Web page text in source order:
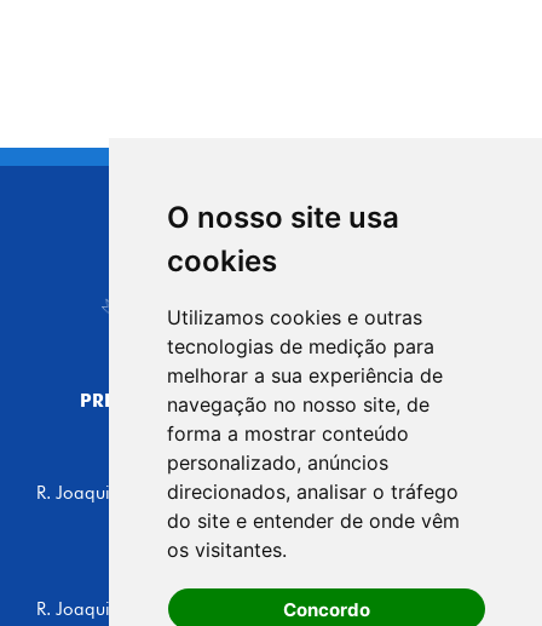
O nosso site usa
cookies
Utilizamos cookies e outras
tecnologias de medição para
melhorar a sua experiência de
navegação no nosso site, de
forma a mostrar conteúdo
personalizado, anúncios
direcionados, analisar o tráfego
do site e entender de onde vêm
os visitantes.
Concordo
CIDADE DE
Carapicuíba
PREFEITURA MUNICIPAL DE CARAPICUÍBA
CNPJ: 44.892.693/0001-40
CENTRO ADMINISTRATIVO
R. Joaquim das Neves, 211 - Vila Caldas, Carapicuíba/SP
CEP: 06310-030, Brasil
Telefone: 4164-5500
GABINETE DO PREFEITO
R. Joaquim das Neves, 205 - Vila Caldas, Carapicuíba/SP